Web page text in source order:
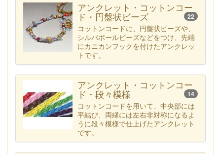
アンクレット・コットンコー
ド・円盤状ビーズ 22
コットンコードに、円盤状ビーズや、
シルバボールビーズなどをつけ、先端
にカニカンフックを付けたアンクレッ
トです。
アンクレット・コットンコー
ド・段々模様 14
コットンコードを用いて、中央部には
平結び、両縁には左右非対称になるよ
うに段々模様で仕上げたアンクレット
です。